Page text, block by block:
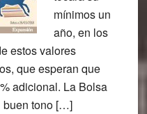
mínimos un
año, en los
estos valores
que esperan que
adicional. La Bolsa
buen tono […]